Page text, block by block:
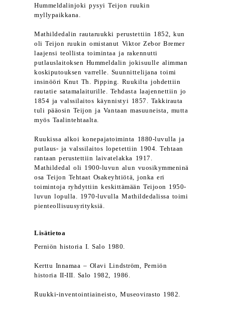
Hummeldalinjoki pysyi Teijon ruukin
myllypaikkana.
Mathildedalin rautaruukki perustettiin 1852, kun
oli Teijon ruukin omistanut Viktor Zebor Bremer
laajensi teollista toimintaa ja rakennutti
putlauslaitoksen Hummeldalin jokisuulle alimman
koskiputouksen varrelle. Suunnittelijana toimi
insinööri Knut Th. Pipping. Ruukilta johdettiin
rautatie satamalaiturille. Tehdasta laajennettiin jo
1854 ja valssilaitos käynnistyi 1857. Takkirauta
tuli pääosin Teijon ja Vantaan masuuneista, mutta
myös Taalintehtaalta.
Ruukissa alkoi konepajatoiminta 1880-luvulla ja
putlaus- ja valssilaitos lopetettiin 1904. Tehtaan
rantaan perustettiin laivatelakka 1917.
Mathildedal oli 1900-luvun alun vuosikymmeninä
osa Teijon Tehtaat Osakeyhtiötä, jonka eri
toimintoja ryhdyttiin keskittämään Teijoon 1950-
luvun lopulla. 1970-luvulla Mathildedalissa toimi
pienteollisuusyrityksiä.
Lisätietoa
Perniön historia I. Salo 1980.
Kerttu Innamaa – Olavi Lindström, Perniön
historia II-III. Salo 1982, 1986.
Ruukki-inventointiaineisto, Museovirasto 1982.